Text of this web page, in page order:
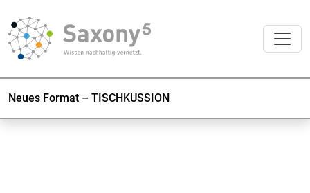
Neues Format – TISCHKUSSION